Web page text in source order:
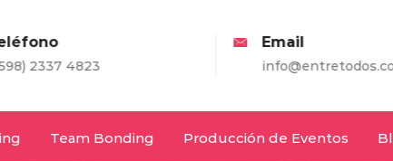
2337 4823
Email
Team Bonding Producción de Eventos